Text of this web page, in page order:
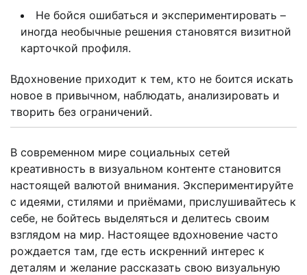
Не бойся ошибаться и экспериментировать –
иногда необычные решения становятся визитной
карточкой профиля.
Вдохновение приходит к тем, кто не боится искать
новое в привычном, наблюдать, анализировать и
творить без ограничений.
В современном мире социальных сетей
креативность в визуальном контенте становится
настоящей валютой внимания. Экспериментируйте
с идеями, стилями и приёмами, прислушивайтесь к
себе, не бойтесь выделяться и делитесь своим
взглядом на мир. Настоящее вдохновение часто
рождается там, где есть искренний интерес к
деталям и желание рассказать свою визуальную